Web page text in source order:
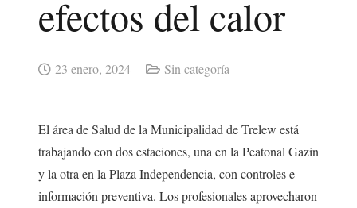
efectos del calor
23 enero, 2024 Sin categoría
El área de Salud de la Municipalidad de Trelew está
trabajando con dos estaciones, una en la Peatonal Gazin
y la otra en la Plaza Independencia, con controles e
información preventiva. Los profesionales aprovecharon